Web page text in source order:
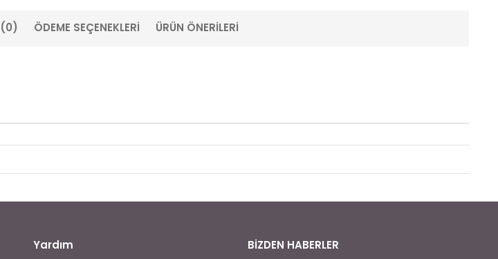
(0) ÖDEME SEÇENEKLERI ÜRÜN ÖNERILERI
Yardım BİZDEN HABERLER